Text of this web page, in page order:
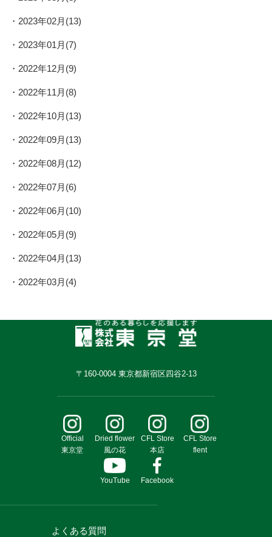
2023年02月(13)
2023年01月(7)
2022年12月(9)
2022年11月(8)
2022年10月(13)
2022年09月(13)
2022年08月(12)
2022年07月(6)
2022年06月(10)
2022年05月(9)
2022年04月(13)
2022年03月(4)
〒160-0004 東京都新宿区四谷2-13
Official
東京堂
Dried flower
風の花
CFL Store
本店
CFL Store
flent
YouTube Facebook
よくある質問